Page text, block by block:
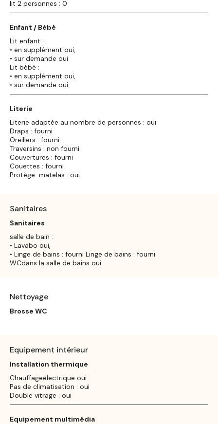
lit 2 personnes : 0
Enfant / Bébé
Lit enfant :
• en supplément oui,
• sur demande oui
Lit bébé :
• en supplément oui,
• sur demande oui
Literie
Literie adaptée au nombre de personnes : oui
Draps : fourni
Oreillers : fourni
Traversins : non fourni
Couvertures : fourni
Couettes : fourni
Protège-matelas : oui
Sanitaires
Sanitaires
salle de bain :
• Lavabo oui,
• Linge de bains : fourni Linge de bains : fourni
WCdans la salle de bains oui
Nettoyage
Brosse WC
Equipement intérieur
Installation thermique
Chauffageélectrique oui
Pas de climatisation : oui
Double vitrage : oui
Equipement multimédia